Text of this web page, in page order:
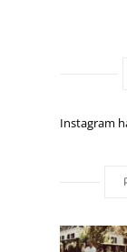
Instagram